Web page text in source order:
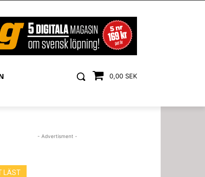
0,00 SEK
- Advertisment -
LÄST